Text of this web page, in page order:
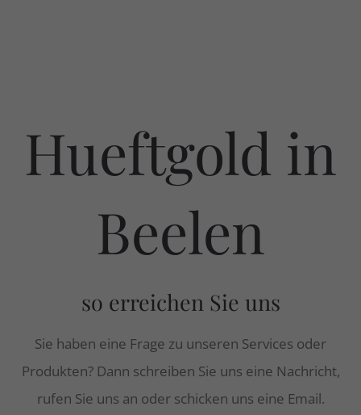
Hueftgold in
Beelen
so erreichen Sie uns
Sie haben eine Frage zu unseren Services oder
Produkten? Dann schreiben Sie uns eine Nachricht,
rufen Sie uns an oder schicken uns eine Email.